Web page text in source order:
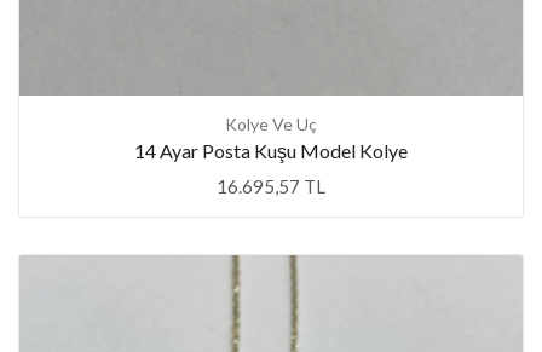
Kolye Ve Uç
14 Ayar Posta Kuşu Model Kolye
16.695,57 TL